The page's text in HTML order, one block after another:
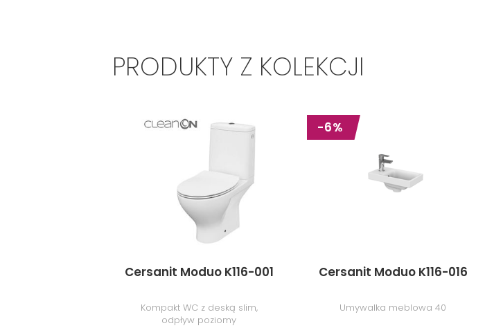
PRODUKTY Z KOLEKCJI
Cersanit Moduo K116-001
Kompakt WC z deską slim,
odpływ poziomy
-6%
Cersanit Moduo K116-016
Umywalka meblowa 40